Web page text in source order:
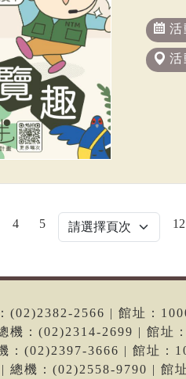
活
活
4 5 12
(02)2382-2566 | 館址：
機：(02)2314-2699 | 館址
：(02)2397-3666 | 館址：
總機：(02)2558-9790 | 館